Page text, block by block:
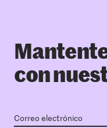
con